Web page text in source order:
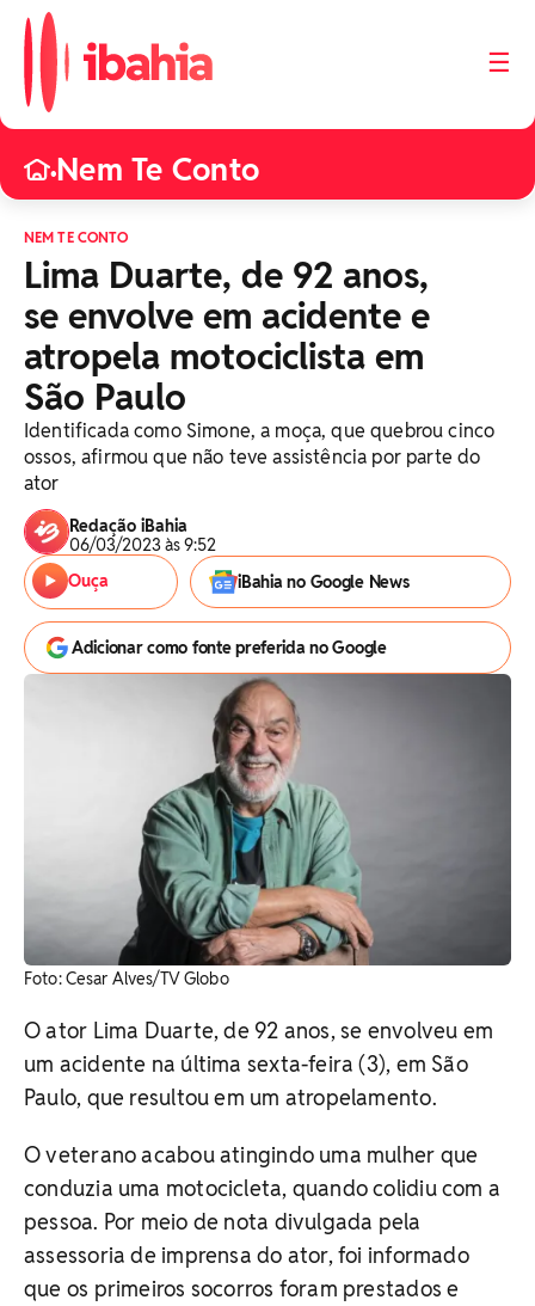
☰
•Nem Te Conto
NEM TE CONTO
Lima Duarte, de 92 anos,
se envolve em acidente e
atropela motociclista em
São Paulo
Identificada como Simone, a moça, que quebrou cinco
ossos, afirmou que não teve assistência por parte do
ator
Redação iBahia
06/03/2023 às 9:52
Ouça
iBahia no Google News
Adicionar como fonte preferida no Google
Foto: Cesar Alves/TV Globo
O ator Lima Duarte, de 92 anos, se envolveu em
um acidente na última sexta-feira (3), em São
Paulo, que resultou em um atropelamento.
O veterano acabou atingindo uma mulher que
conduzia uma motocicleta, quando colidiu com a
pessoa. Por meio de nota divulgada pela
assessoria de imprensa do ator, foi informado
que os primeiros socorros foram prestados e